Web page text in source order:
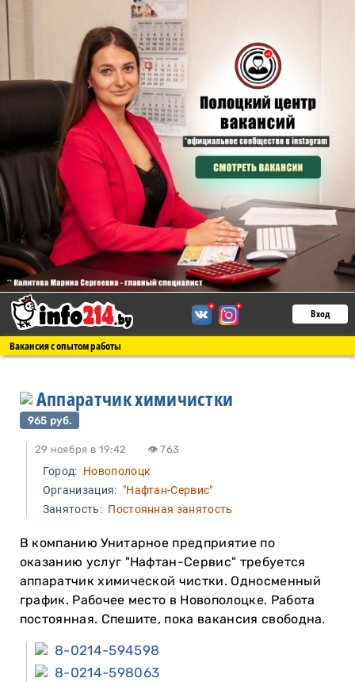
Вход
Вакансия с опытом работы
Аппаратчик химичистки
965 руб.
29 ноября в 19:42 👁 763
Город: Новополоцк
Организация: "Нафтан-Сервис"
Занятость:Постоянная занятость
В компанию Унитарное предприятие по
оказанию услуг "Нафтан-Сервис" требуется
аппаратчик химической чистки. Односменный
график. Рабочее место в Новополоцке. Работа
постоянная. Спешите, пока вакансия свободна.
8-0214-594598
8-0214-598063